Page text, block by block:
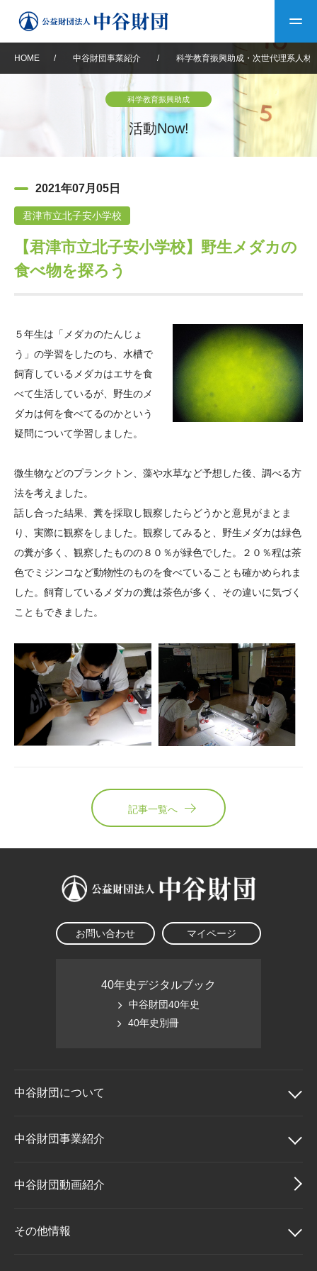
中谷財団について
設立趣意書
沿革 40年史デジタルブック
役員・評議員 公開情報
年報一覧 中谷財団レポート
中谷財団事業紹介
神戸賞 長期大型研究助成
大学院生奨学金
国際学生交流プログラ
科学教育振興助成・
次世代理系人材育成プ
ログラム助成
中谷財団動画紹介
その他情報
アクセス よくあるご質問
サイトマップ 中谷財団アーカイブ
日本語 English マイページ
HOME / 中谷財団事業紹介 / 科学教育振興助成・次世代理系人材
科学教育振興助成
活動Now!
2021年07月05日
君津市立北子安小学校
【君津市立北子安小学校】野生メダカの
食べ物を探ろう
５年生は「メダカのたんじょ
う」の学習をしたのち、水槽で
飼育しているメダカはエサを食
べて生活しているが、野生のメ
ダカは何を食べてるのかという
疑問について学習しました。
微生物などのプランクトン、藻や水草など予想した後、調べる方
法を考えました。
話し合った結果、糞を採取し観察したらどうかと意見がまとま
り、実際に観察をしました。観察してみると、野生メダカは緑色
の糞が多く、観察したものの８０％が緑色でした。２０％程は茶
色でミジンコなど動物性のものを食べていることも確かめられま
した。飼育しているメダカの糞は茶色が多く、その違いに気づく
こともできました。
記事一覧へ
お問い合わせ マイページ
40年史デジタルブック
中谷財団40年史
40年史別冊
中谷財団について
中谷財団について
理事長挨拶
設立趣意書
中谷財団事業紹介
中谷財団事業紹介
中谷賞
中谷財団動画紹介
その他情報